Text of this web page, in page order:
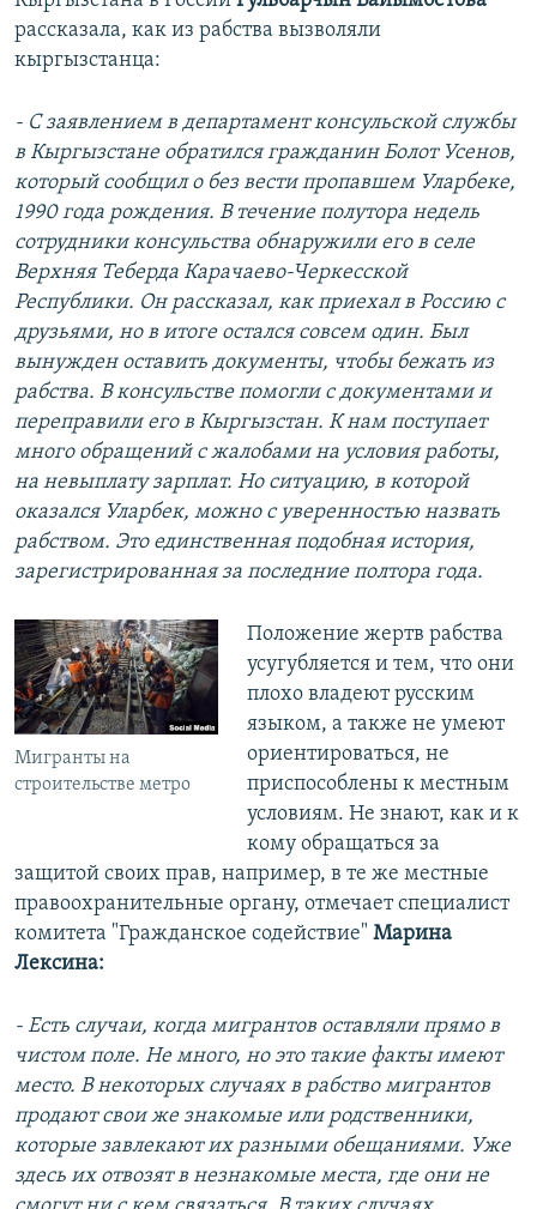
рассказала, как из рабства вызволяли
кыргызстанца:
- С заявлением в департамент консульской службы
в Кыргызстане обратился гражданин Болот Усенов,
который сообщил о без вести пропавшем Уларбеке,
1990 года рождения. В течение полутора недель
сотрудники консульства обнаружили его в селе
Верхняя Теберда Карачаево-Черкесской
Республики. Он рассказал, как приехал в Россию с
друзьями, но в итоге остался совсем один. Был
вынужден оставить документы, чтобы бежать из
рабства. В консульстве помогли с документами и
переправили его в Кыргызстан. К нам поступает
много обращений с жалобами на условия работы,
на невыплату зарплат. Но ситуацию, в которой
оказался Уларбек, можно с уверенностью назвать
рабством. Это единственная подобная история,
зарегистрированная за последние полтора года.
Мигранты на
строительстве метро
Положение жертв рабства
усугубляется и тем, что они
плохо владеют русским
языком, а также не умеют
ориентироваться, не
приспособлены к местным
условиям. Не знают, как и к
кому обращаться за
защитой своих прав, например, в те же местные
правоохранительные органу, отмечает специалист
комитета "Гражданское содействие" Марина
Лексина:
- Есть случаи, когда мигрантов оставляли прямо в
чистом поле. Не много, но это такие факты имеют
место. В некоторых случаях в рабство мигрантов
продают свои же знакомые или родственники,
которые завлекают их разными обещаниями. Уже
здесь их отвозят в незнакомые места, где они не